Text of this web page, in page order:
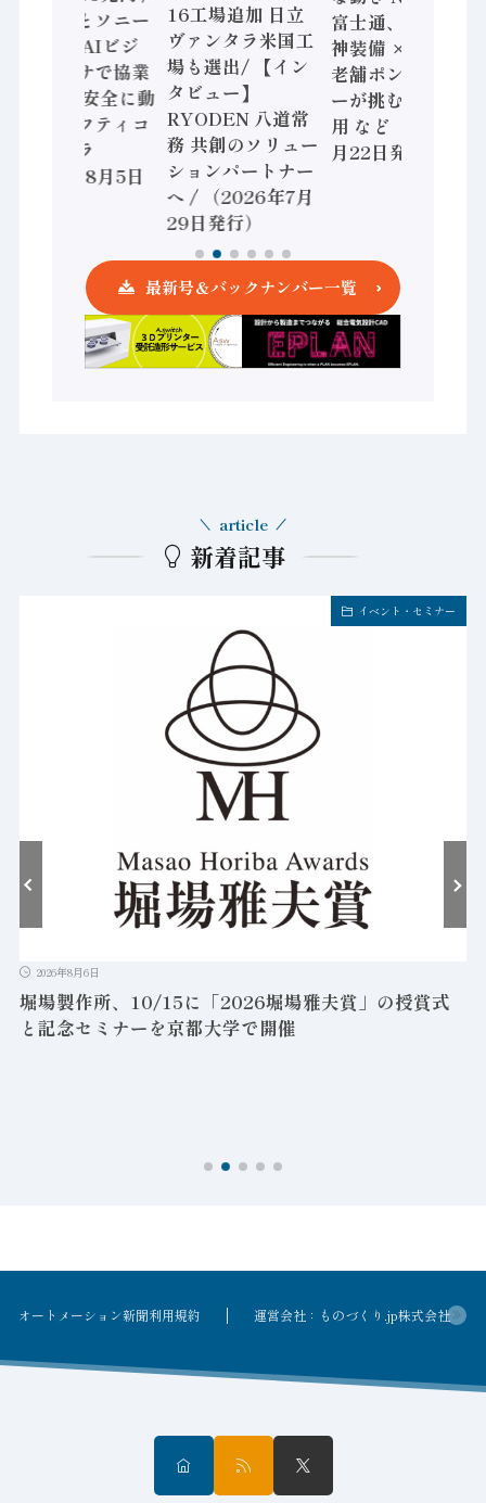
三菱電機とソニー
セミコン AIビジ
ョンセンサで協業
/ IDEC、安全に動
かすセーフティコ
ントローラ
（2026年8月5日
16工場追加 日立
ヴァンタラ米国工
場も選出/ 【イン
タビュー】
RYODEN 八道常
務 共創のソリュー
ションパートナー
へ / （2026年7月
29日発行）
富士通、日立 / 兵
神装備 × HMS、
老舗ポンプメーカ
ーが挑むデータ活
用 など（2026年7
月22日発行）
最新号＆バックナンバー一覧
新着記事
article
イベント・セミナー
2026年8月6日
堀場製作所、10/15に「2026堀場雅夫賞」の授賞式
と記念セミナーを京都大学で開催
オートメーション新聞利用規約 運営会社：ものづくり.jp株式会社